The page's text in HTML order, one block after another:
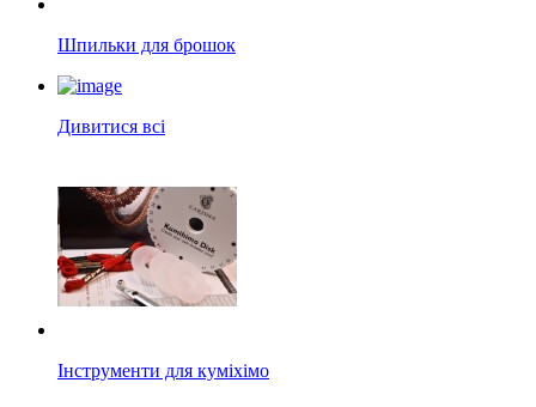
Шпильки для брошок
Дивитися всі
Інструменти для куміхімо